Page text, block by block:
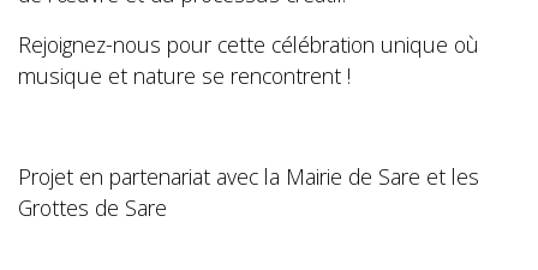
Rejoignez-nous pour cette célébration unique où
musique et nature se rencontrent !
Projet en partenariat avec la Mairie de Sare et les
Grottes de Sare